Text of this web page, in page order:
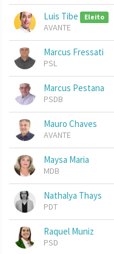
Luis Tibe Eleito
AVANTE
Marcus Fressati
PSL
Marcus Pestana
PSDB
Mauro Chaves
AVANTE
Maysa Maria
MDB
Nathalya Thays
PDT
Raquel Muniz
PSD